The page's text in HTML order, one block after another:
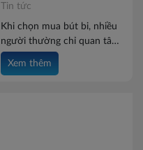
Tin tức
Khi chọn mua bút bi, nhiều
người thường chỉ quan tâm
đến kiểu dáng hay màu mực
mà bỏ qua một yếu tố ảnh
Xem thêm